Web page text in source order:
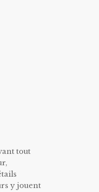
tout
y jouent